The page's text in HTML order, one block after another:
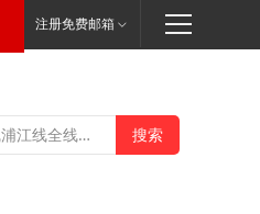
注册免费邮箱